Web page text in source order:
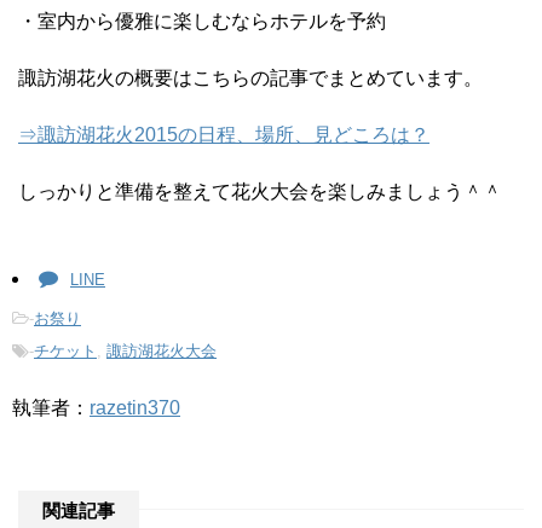
・室内から優雅に楽しむならホテルを予約
諏訪湖花火の概要はこちらの記事でまとめています。
⇒諏訪湖花火2015の日程、場所、見どころは？
しっかりと準備を整えて花火大会を楽しみましょう＾＾
LINE
-お祭り
-チケット 諏訪湖花火大会
執筆者： razetin370
関連記事